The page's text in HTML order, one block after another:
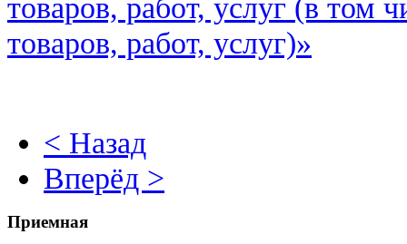
товаров, работ, услуг (в том
товаров, работ, услуг)»
< Назад
Вперёд >
Приемная